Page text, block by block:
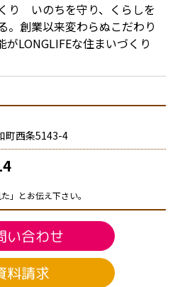
り いのちを守り、くらしを
。創業以来変わらぬこだわり
がLONGLIFEな住まいづくり
町西条5143-4
」とお伝え下さい。
い合わせ
料請求